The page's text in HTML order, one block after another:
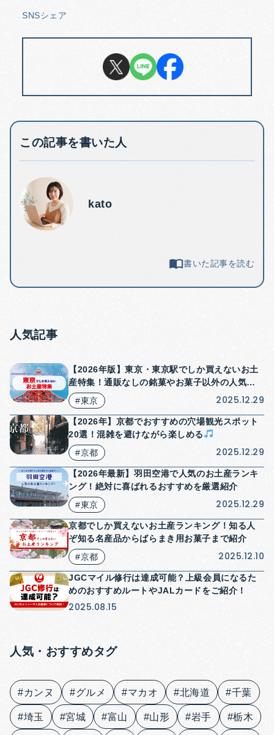
SNSシェア
この記事を書いた人
kato
書いた記事を読む
人気記事
【2026年版】東京・東京駅でしか買えないお土
産特集！通販なしの銘菓やお菓子以外の人気商
品も紹介！
#東京 2025.12.29
【2026年】京都でおすすめの穴場観光スポット
20選！混雑を避けながら楽しめる
#京都
2025.12.29
【2026年最新】羽田空港で人気のお土産ランキ
ング！絶対に喜ばれるおすすめを厳選紹介
#東京
2025.12.29
京都でしか買えないお土産ランキング！知る人
ぞ知る名産品からばらまき用お菓子まで紹介
#京都
2025.12.10
JGCマイル修行は達成可能？上級会員になるた
めのおすすめルートやJALカードをご紹介！
2025.08.15
人気・おすすめタグ
#カンヌ #グルメ #マカオ #北海道 #千葉
#埼玉 #宮城 #富山 #山形 #岩手 #栃木